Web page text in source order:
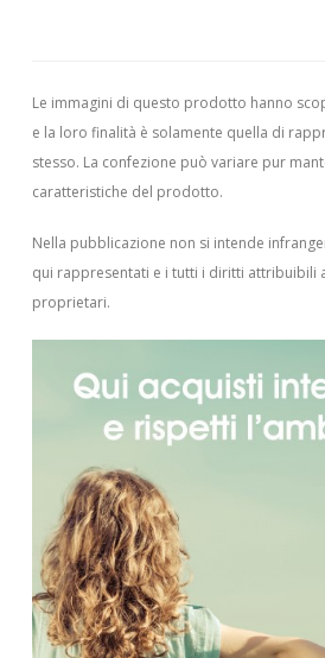
Le immagini di questo prodotto hanno
e la loro finalità è solamente quella di
stesso. La confezione può variare pur
caratteristiche del prodotto.
Nella pubblicazione non si intende
qui rappresentati e i tutti i diritti attribuibili
proprietari.